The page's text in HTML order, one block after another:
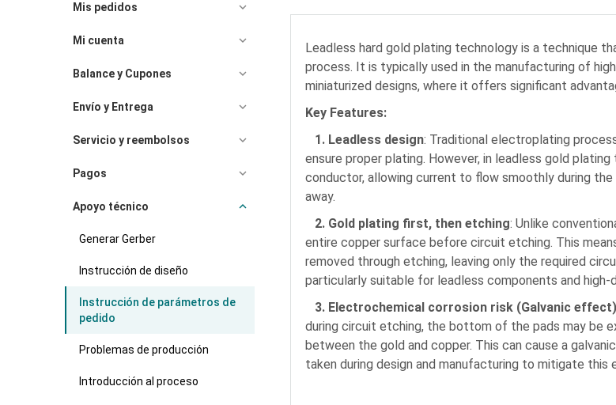
Leadless hard gold plating technology is a technique
process. It is typically used in the manufacturing of
miniaturized designs, where it offers significant
Key Features:
1. Leadless design: Traditional electroplating
ensure proper plating. However, in leadless gold
conductor, allowing current to flow smoothly during
away.
2. Gold plating first, then etching: Unlike
entire copper surface before circuit etching. This
removed through etching, leaving only the required
particularly suitable for leadless components and high-
3. Electrochemical corrosion risk (Galvanic effect)
during circuit etching, the bottom of the pads may be
between the gold and copper. This can cause a
taken during design and manufacturing to mitigate
Mis pedidos
Mi cuenta
Balance y Cupones
Envío y Entrega
Servicio y reembolsos
Pagos
Apoyo técnico
Generar Gerber
Instrucción de diseño
Instrucción de parámetros de
pedido
Problemas de producción
Introducción al proceso